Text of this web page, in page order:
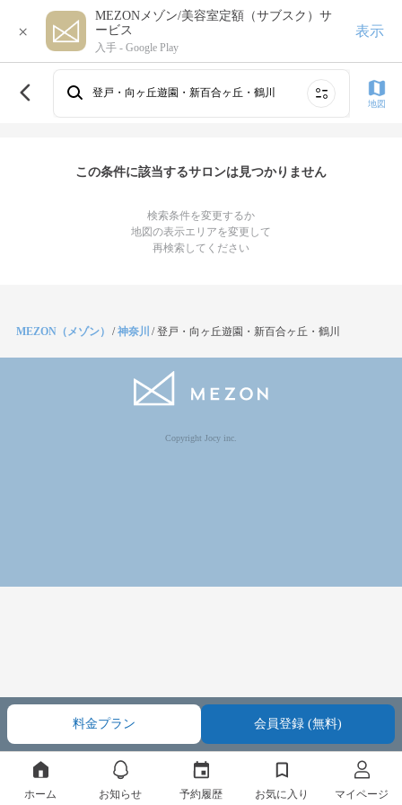
×
MEZONメゾン/美容室定額（サブスク）サ
ービス
入手 - Google Play
表示
登戸・向ヶ丘遊園・新百合ヶ丘・鶴川
地図
この条件に該当するサロンは見つかりません
検索条件を変更するか
地図の表示エリアを変更して
再検索してください
料金プラン 会員登録 (無料)
MEZON（メゾン） /神奈川 /登戸・向ヶ丘遊園・新百合ヶ丘・鶴川
Copyright Jocy inc.
ホーム お知らせ 予約履歴 お気に入り マイページ